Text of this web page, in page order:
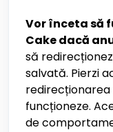
Vor înceta să
Cake dacă
să
salvată. Pierzi
funcționeze.
de